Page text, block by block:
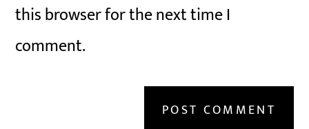
this browser for the next time I
comment.